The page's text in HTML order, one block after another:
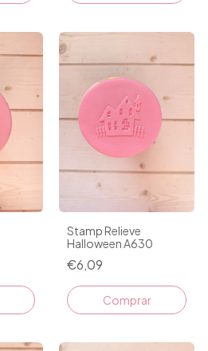
Stamp Relieve
Halloween A630
€6,09